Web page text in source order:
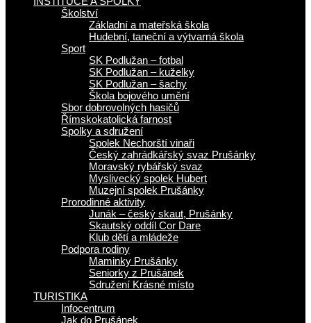
Školství
Základní a mateřská škola
Hudební, taneční a výtvarná škola
Sport
SK Podlužan – fotbal
SK Podlužan – kuželky
SK Podlužan – šachy
Škola bojového umění
Sbor dobrovolných hasičů
Římskokatolická farnost
Spolky a sdružení
Spolek Nechorští vinaři
Český zahrádkářský svaz Prušánky
Moravský rybářský svaz
Myslivecký spolek Hubert
Muzejní spolek Prušánky
Prorodinné aktivity
Junák – český skaut, Prušánky
Skautský oddíl Cor Dare
Klub dětí a mládeže
Podpora rodiny
Maminky Prušánky
Seniorky z Prušánek
Sdružení Krásné místo
TURISTIKA
Infocentrum
Jak do Prušánek